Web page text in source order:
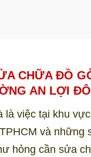
CHỮA ĐỒ
AN LỢI
là việc tại khu
và những
hỏng cần sửa